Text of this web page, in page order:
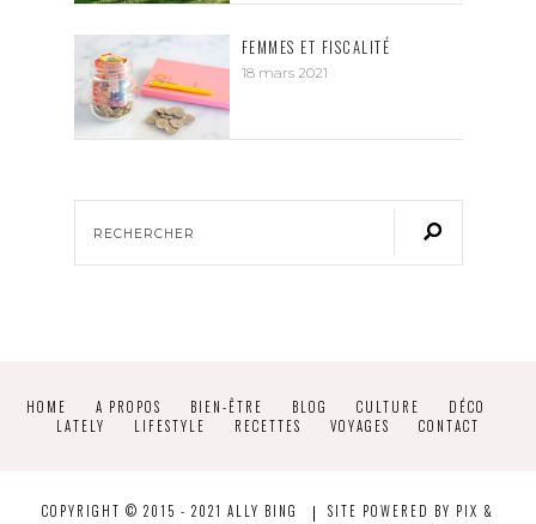
FEMMES ET FISCALITÉ
18 mars 2021
HOME A PROPOS BIEN-ÊTRE BLOG CULTURE
DÉCO
LATELY
LIFESTYLE RECETTES VOYAGES CONTACT
COPYRIGHT © 2015 - 2021 ALLY BING SITE POWERED BY PIX &